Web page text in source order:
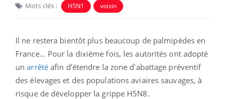
Mots clés : H5N1 voisin
Il ne restera bientôt plus beaucoup de palmipèdes en
France… Pour la dixième fois, les autorités ont adopté
unarrêtéafin d’étendre la zone d'abattage préventif
des élevages et des populations aviaires sauvages, à
risque de développer la grippe H5N8.